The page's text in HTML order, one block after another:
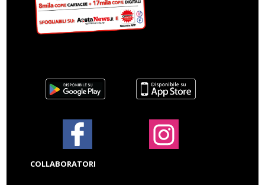
COLLABORATORI